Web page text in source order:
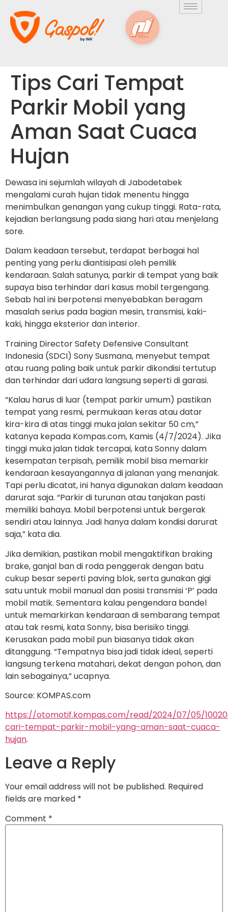
Tips Cari Tempat
Parkir Mobil yang
Aman Saat Cuaca
Hujan
Dewasa ini sejumlah wilayah di Jabodetabek
mengalami curah hujan tidak menentu hingga
menimbulkan genangan yang cukup tinggi. Rata-rata,
kejadian berlangsung pada siang hari atau menjelang
sore.
Dalam keadaan tersebut, terdapat berbagai hal
penting yang perlu diantisipasi oleh pemilik
kendaraan. Salah satunya, parkir di tempat yang baik
supaya bisa terhindar dari kasus mobil tergengang.
Sebab hal ini berpotensi menyebabkan beragam
masalah serius pada bagian mesin, transmisi, kaki-
kaki, hingga eksterior dan interior.
Training Director Safety Defensive Consultant
Indonesia (SDCI) Sony Susmana, menyebut tempat
atau ruang paling baik untuk parkir dikondisi tertutup
dan terhindar dari udara langsung seperti di garasi.
“Kalau harus di luar (tempat parkir umum) pastikan
tempat yang resmi, permukaan keras atau datar
kira-kira di atas tinggi muka jalan sekitar 50 cm,”
katanya kepada Kompas.com, Kamis (4/7/2024). Jika
tinggi muka jalan tidak tercapai, kata Sonny dalam
kesempatan terpisah, pemilik mobil bisa memarkir
kendaraan kesayangannya di jalanan yang menanjak.
Tapi perlu dicatat, ini hanya digunakan dalam keadaan
darurat saja. “Parkir di turunan atau tanjakan pasti
memiliki bahaya. Mobil berpotensi untuk bergerak
sendiri atau lainnya. Jadi hanya dalam kondisi darurat
saja,” kata dia.
Jika demikian, pastikan mobil mengaktifkan braking
brake, ganjal ban di roda penggerak dengan batu
cukup besar seperti paving blok, serta gunakan gigi
satu untuk mobil manual dan posisi transmisi ‘P’ pada
mobil matik. Sementara kalau pengendara bandel
untuk memarkirkan kendaraan di sembarang tempat
atau tak resmi, kata Sonny, bisa berisiko tinggi.
Kerusakan pada mobil pun biasanya tidak akan
ditanggung. “Tempatnya bisa jadi tidak ideal, seperti
langsung terkena matahari, dekat dengan pohon, dan
lain sebagainya,” ucapnya.
Source: KOMPAS.com
https://otomotif.kompas.com/read/2024/07/05/
cari-tempat-parkir-mobil-yang-aman-saat-cuaca-
hujan.
Leave a Reply
Your email address will not be published. Required
fields are marked *
Comment *